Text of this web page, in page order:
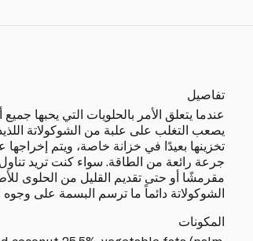
تفاصيل
عندما يتعلق الأمر بالحلويات التي يحبها جميع
يصعب التغلب على علبة من الشوكولاتة
تخزينها بعيدًا في خزانة خاصة، ويتم إخراجها
جرعة رائعة من الطاقة. سواء كنت تريد تناول
مقرمشًا أو حتى تقديم القليل من الحلوى
الشوكولاتة دائماً ما ترسم البسمة على وجوه
المكونات